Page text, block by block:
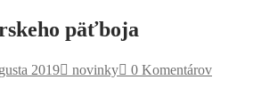
päťboja
2019 novinky 0 Komentárov